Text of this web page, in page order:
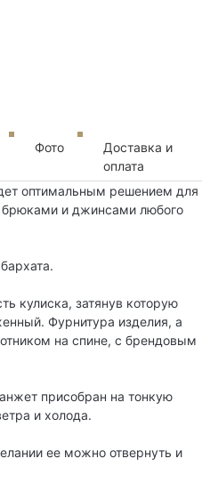
Фото
Доставка и
оплата
оптимальным решением для
брюками и джинсами любого
кулиска, затянув которую
Фурнитура изделия, а
на спине, с брендовым
присобран на тонкую
и холода.
ее можно отвернуть и